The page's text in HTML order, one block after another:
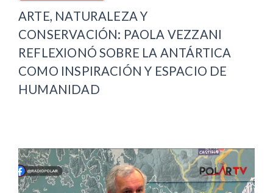
ARTE, NATURALEZA Y
CONSERVACIÓN: PAOLA VEZZANI
REFLEXIONÓ SOBRE LA ANTÁRTICA
COMO INSPIRACIÓN Y ESPACIO DE
HUMANIDAD